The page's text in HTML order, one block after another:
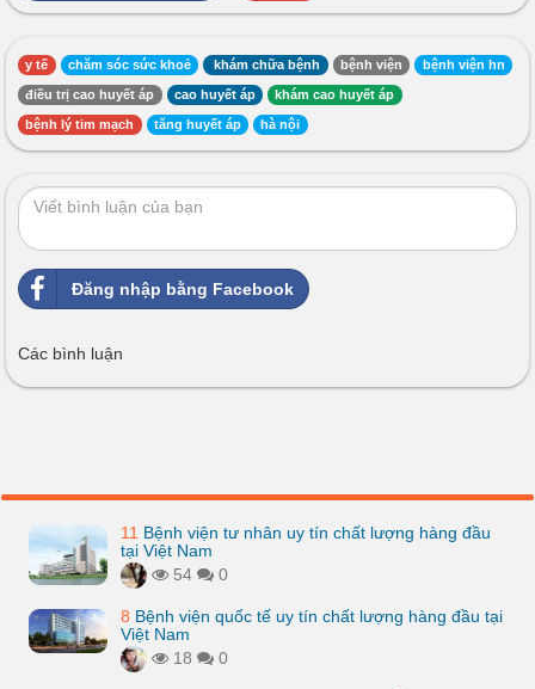
y tế chăm sóc sức khoẻ khám chữa bệnh bệnh viện bệnh viện hn
điều trị cao huyết áp cao huyết áp khám cao huyết áp
bệnh lý tim mạch tăng huyết áp hà nội
Đăng nhập bằng Facebook
Các bình luận
11 Bệnh viện tư nhân uy tín chất lượng hàng đầu
tại Việt Nam
54
0
8 Bệnh viện quốc tế uy tín chất lượng hàng đầu tại
Việt Nam
18
0